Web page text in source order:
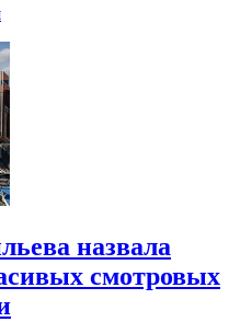
назвала
смотровых